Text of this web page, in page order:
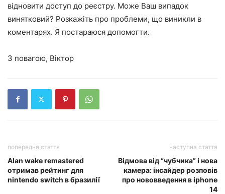
відновити доступ до реєстру. Може Ваш випадок
винятковий? Розкажіть про проблеми, що виникли в
коментарях. Я постараюся допомогти.
З повагою, Віктор
попередня стаття
Alan wake remastered
отримав рейтинг для
nintendo switch в бразилії
наступна стаття
Відмова від “чубчика” і нова
камера: інсайдер розповів
про нововведення в iphone
14